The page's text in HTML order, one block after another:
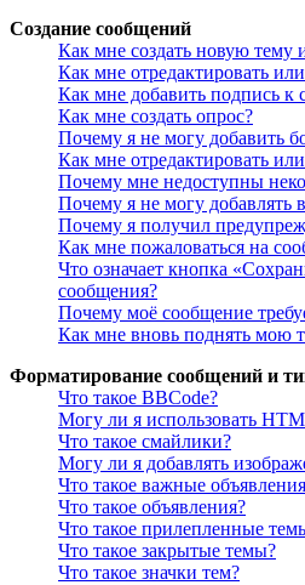
Создание сообщений
Как мне создать новую тему
Как мне отредактировать
Как мне добавить подпись к
Как мне создать опрос?
Почему я не могу добавить
Как мне отредактировать
Почему мне недоступны
Почему я не могу добавлять
Почему я получил
Как мне пожаловаться на
Что означает кнопка
сообщения?
Почему моё сообщение
Как мне вновь поднять мою
Форматирование сообщений и
Что такое BBCode?
Могу ли я использовать
Что такое смайлики?
Могу ли я добавлять
Что такое важные
Что такое объявления?
Что такое прилепленные
Что такое закрытые темы?
Что такое значки тем?